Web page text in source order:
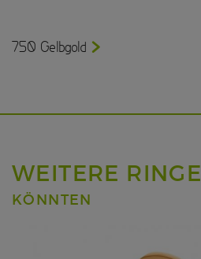
750 Gelbgold
WEITERE RINGE
KÖNNTEN